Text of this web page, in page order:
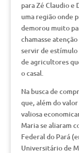
para Zé Claudio e
uma região onde
demorou muito
chamasse
servir de estímulo
de agricultores
o casal.
Na busca de
que, além do
valiosa
Maria se aliaram
Federal do Pará
Universitário de